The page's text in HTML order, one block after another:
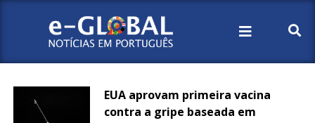
Início Notícia Vida
EUA aprovam primeira vacina
contra a gripe baseada em